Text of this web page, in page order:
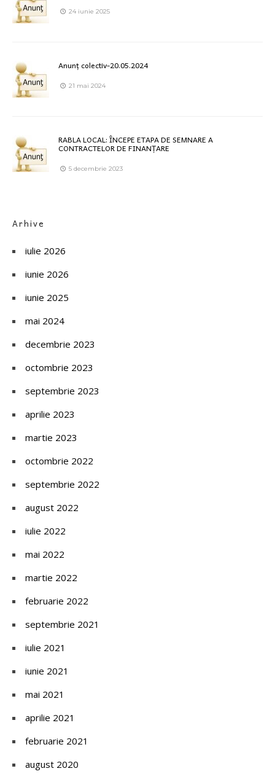
24 iunie 2025
Anunț colectiv-20.05.2024
21 mai 2024
RABLA LOCAL: ÎNCEPE ETAPA DE SEMNARE A
CONTRACTELOR DE FINANȚARE
5 decembrie 2023
Arhive
iulie 2026
iunie 2026
iunie 2025
mai 2024
decembrie 2023
octombrie 2023
septembrie 2023
aprilie 2023
martie 2023
octombrie 2022
septembrie 2022
august 2022
iulie 2022
mai 2022
martie 2022
februarie 2022
septembrie 2021
iulie 2021
iunie 2021
mai 2021
aprilie 2021
februarie 2021
august 2020